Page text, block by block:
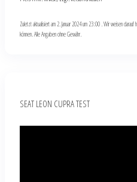
Zuletzt aktualisiert am 2. Januar 2024 um 23:00 . Wir weisen
können. Alle Angaben ohne Gewähr.
SEAT LEON CUPRA TEST